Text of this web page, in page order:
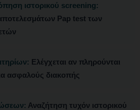
ιστορικού screening:
Pap test των
Ελέγχεται αν πληρούνται
ασφαλούς διακοπής
Αναζήτηση τυχόν ιστορικού